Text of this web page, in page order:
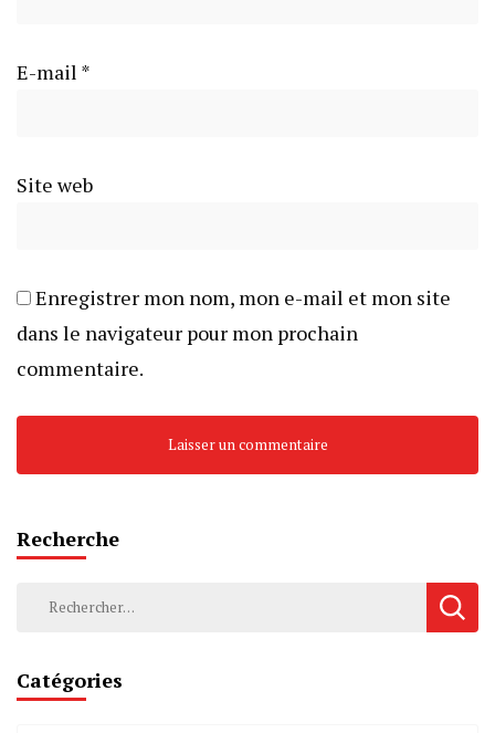
E-mail *
Site web
Enregistrer mon nom, mon e-mail et mon site
dans le navigateur pour mon prochain
commentaire.
Recherche
Catégories